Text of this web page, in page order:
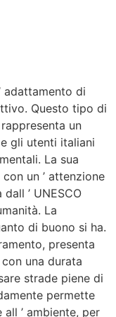
adattamento di
Questo tipo di
un
gli utenti italiani
La sua
un ’ attenzione
’ UNESCO
La
di buono si ha.
presenta
una durata
strade piene di
permette
’ ambiente, per